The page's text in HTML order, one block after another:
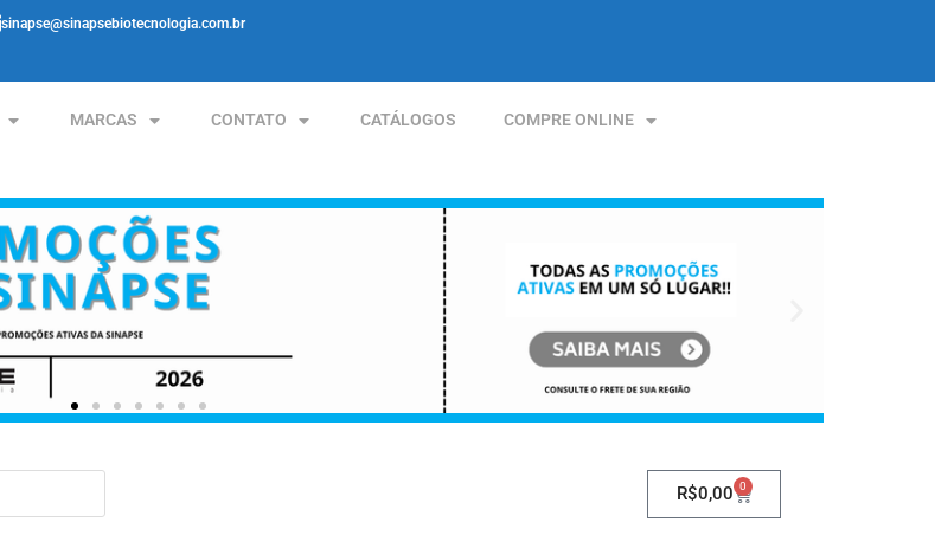
sinapse@sinapsebiotecnologia.com.br
MARCAS CONTATO CATÁLOGOS COMPRE ONLINE
R$0,00 0